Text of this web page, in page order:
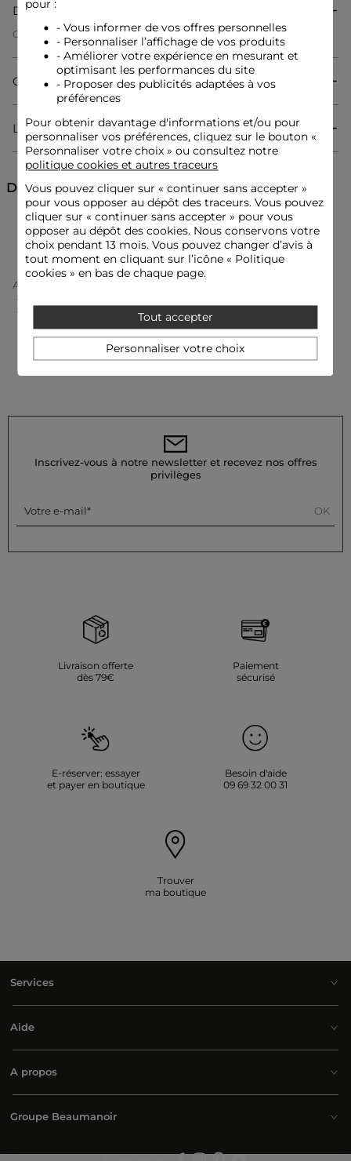
Description
Cette robe courte et évasée sublime le haut du corps avec une
élégance naturelle. Son aspect fluide insuffle féminité et
légèreté à chaque mouvement, tandis que sa longueur met
en valeur les jambes pour un style résolument moderne. Les
volants délicats apportent des détails travaillés qui rehaussent
l'allure d'une touche tendance.
Robe courte
Coupe évasée
Col rond
Manches longues évasées
Idées look
La robe fluide et volantée s'accompagne de bottes hautes à
talons pour une allure féminine et affirmée.
Cette pièce évasée se porte avec un sac structuré et des
boucles d'oreilles délicates, jouant sur l'équilibre entre
modernité et sensualité.
Conseil entretien
qui est fortement déconseillée. L'usage du sèche-linge est
également fortement déconseillé pour éviter d'endommager
le vêtement.
Référence : 32536311045711088 261-RAKEY
Catégorie :
Robes droites femme
Couleur :Robes droites femme marron
Composition & Entretien
Livraison & Retour
Découvrez aussi
Robes droites Robes Robes courtes
Accueil
Robe Courte Fluide Marron Foncé Femme
Inscrivez-vous à notre newsletter et recevez nos offres
privilèges
Votre e-mail OK
Livraison offerte
dès 79€
Paiement
sécurisé
E-réserver: essayer
et payer en boutique
Besoin d'aide
09 69 32 00 31
Trouver
ma boutique
Services
Aide
A propos
Groupe Beaumanoir
pour :
- Vous informer de vos offres personnelles
- Personnaliser l’affichage de vos produits
- Améliorer votre expérience en mesurant et
optimisant les performances du site
- Proposer des publicités adaptées à vos
préférences
Pour obtenir davantage d'informations et/ou pour
personnaliser vos préférences, cliquez sur le bouton «
Personnaliser votre choix » ou consultez notre
politique cookies et autres traceurs
Vous pouvez cliquer sur « continuer sans accepter»
pour vous opposer au dépôt des traceurs. Vous pouvez
cliquer sur « continuer sans accepter » pour vous
opposer au dépôt des cookies. Nous conservons votre
choix pendant 13 mois. Vous pouvez changer d’avis à
tout moment en cliquant sur l’icône « Politique
cookies » en bas de chaque page.
Tout accepter
Personnaliser votre choix